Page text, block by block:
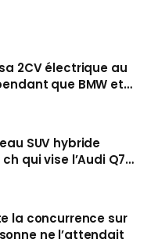
2CV électrique au
que BMW et
SUV hybride
qui vise l’Audi Q7
automne
la concurrence sur
ne l’attendait